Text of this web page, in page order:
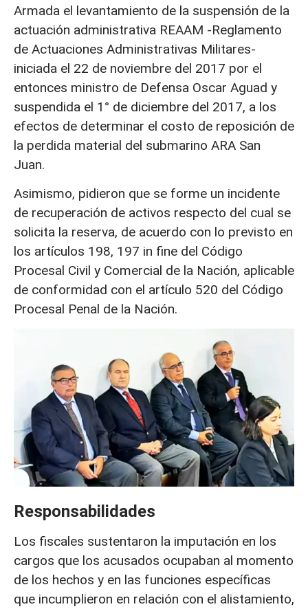
Armada el levantamiento de la suspensión de la
actuación administrativa REAAM -Reglamento
de Actuaciones Administrativas Militares-
iniciada el 22 de noviembre del 2017 por el
entonces ministro de Defensa Oscar Aguad y
suspendida el 1° de diciembre del 2017, a los
efectos de determinar el costo de reposición de
la perdida material del submarino ARA San
Juan.
Asimismo, pidieron que se forme un incidente
de recuperación de activos respecto del cual se
solicita la reserva, de acuerdo con lo previsto en
los artículos 198, 197 in fine del Código
Procesal Civil y Comercial de la Nación, aplicable
de conformidad con el artículo 520 del Código
Procesal Penal de la Nación.
Responsabilidades
Los fiscales sustentaron la imputación en los
cargos que los acusados ocupaban al momento
de los hechos y en las funciones específicas
que incumplieron en relación con el alistamiento,